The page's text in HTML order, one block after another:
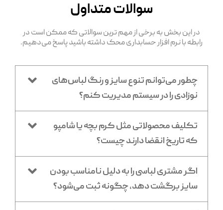
سوالات متداول
در این بخش به برخی از مهم ترین سوالاتی که ممکن است در
رابطه با نرم افزار حسابداری محک داشته باشید پاسخ می‌دهیم.
چطور می‌توانم تنوع سایز و رنگ لباس‌های
نوزادی را در سیستم مدیریت کنم؟
تکلیف محصولاتی مثل کرم بچه یا شامپو
که تاریخ انقضا دارند چیست؟
اگر مشتری لباسی را به دلیل نامناسب بودن
سایز برگشت دهد، چگونه ثبت می‌شود؟